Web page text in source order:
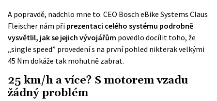
A popravdě, nadchlo mne to. CEO Bosch eBike Systems Claus
Fleischer nám při prezentaci celého systému podrobně
vysvětlil, jak se jejich vývojářům povedlo docílit toho, že
„single speed” provedení s na první pohled nikterak velkými
45 Nm dokáže tak mohutně zabrat.
25 km/h a více? S motorem vzadu
žádný problém